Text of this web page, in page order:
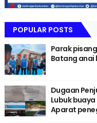
POPULAR POSTS
Parak
Batang
Dugaan
Lubuk
Aparat